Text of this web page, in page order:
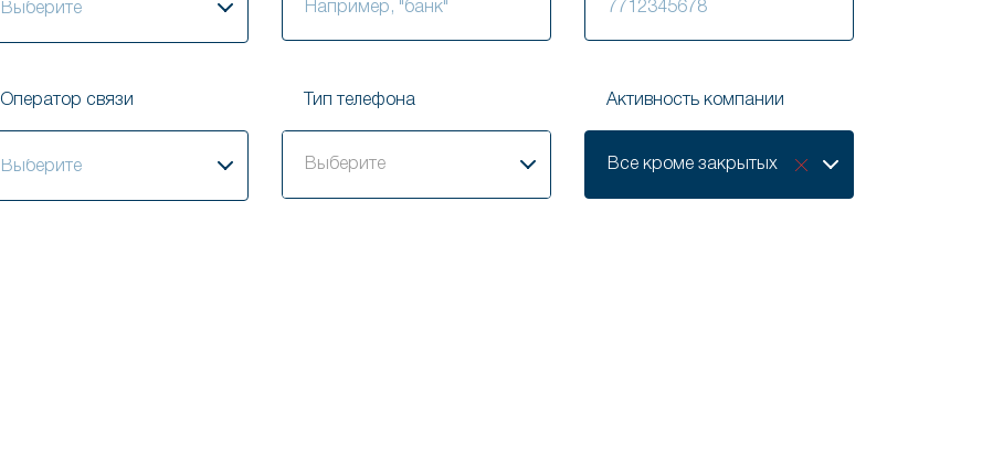
Оператор связи Тип телефона
Выберите
Активность компании
Все кроме закрытых
компании